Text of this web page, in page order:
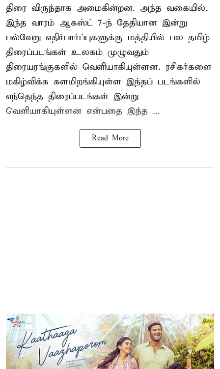
திரை விருந்தாக அமைகின்றன. அந்த வகையில்,
இந்த வாரம் ஆகஸ்ட் 7-ந் தேதியான இன்று
பல்வேறு எதிர்பார்ப்புகளுக்கு மத்தியில் பல தமிழ்
திரைப்படங்கள் உலகம் முழுவதும்
திரையரங்குகளில் வெளியாகியுள்ளன. ரசிகர்களை
மகிழ்விக்க களமிறங்கியுள்ள இந்தப் படங்களில்
எந்தெந்த திரைப்படங்கள் இன்று
வெளியாகியுள்ளன என்பதை இந்த ...
Read More